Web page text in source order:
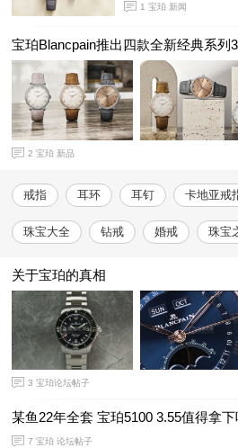
1 宝珀 新闻
宝珀Blancpain推出四款全新经典系列
2 宝珀 新品
戒指 耳环 耳钉 卡地亚戒
珠宝大全 钻戒 婚戒 珠宝
关于宝珀的真相
3 宝珀论坛帖子
某鱼22年全套 宝珀5100 3.55值得拿下
7 宝珀 论坛帖子